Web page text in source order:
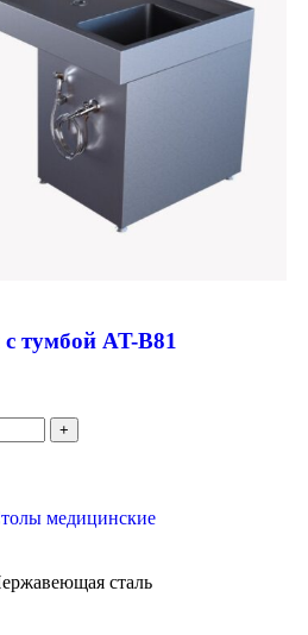
тумбой AT-B81
медицинские
сталь